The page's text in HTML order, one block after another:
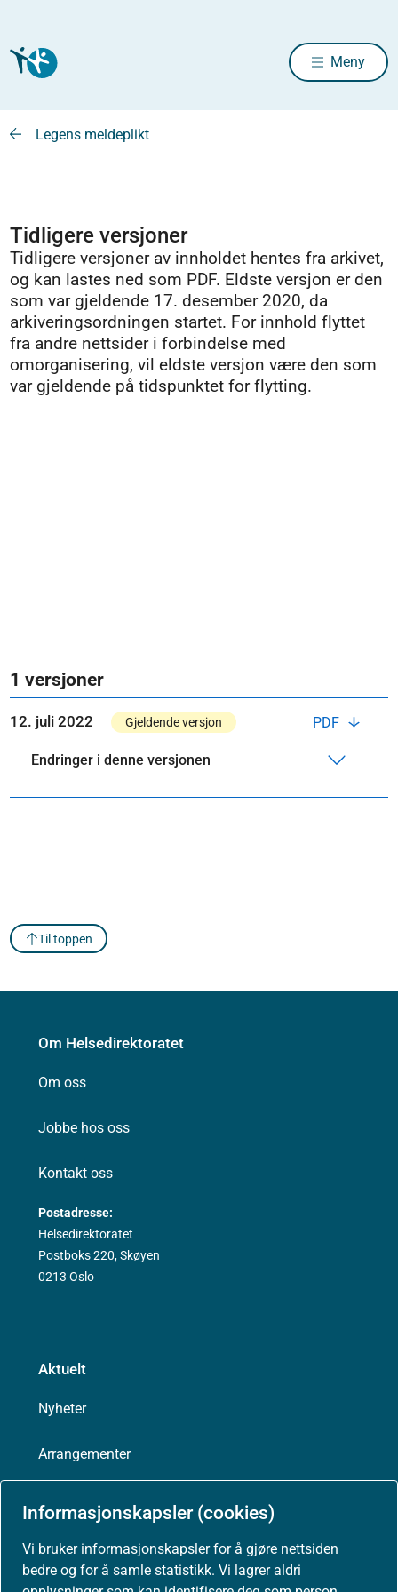
Informasjonskapsler (cookies)
Vi bruker informasjonskapsler for å gjøre nettsiden
bedre og for å samle statistikk. Vi lagrer aldri
Meny
Legens meldeplikt
Tidligere versjoner
Tidligere versjoner av innholdet hentes fra arkivet,
og kan lastes ned som PDF. Eldste versjon er den
som var gjeldende 17. desember 2020, da
arkiveringsordningen startet. For innhold flyttet
fra andre nettsider i forbindelse med
omorganisering, vil eldste versjon være den som
var gjeldende på tidspunktet for flytting.
1 versjoner
PDF
12. juli 2022 Gjeldende versjon
Endringer i denne versjonen
Til toppen
Om Helsedirektoratet
Om oss
Jobbe hos oss
Kontakt oss
Postadresse:
Helsedirektoratet
Postboks 220, Skøyen
0213 Oslo
Aktuelt
Nyheter
Arrangementer
Presse